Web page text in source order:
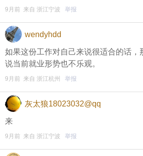
方式二 ：安卓系统已经上线，请
页面搜索下载
东方热线APP新版本功能具体可参
全新上线！这些新功能你了解吗？
】指
即可查看
• 友情提醒
恶意灌水/答非所问，视为无效
9月前 来自 浙江宁波 举报
wendyhdd
如果这份工作对自己来说很适合的话，
说当前就业形势也不乐观。
9月前 来自 浙江杭州 举报
灰太狼18023032@qq
来
9月前 来自 浙江宁波 举报